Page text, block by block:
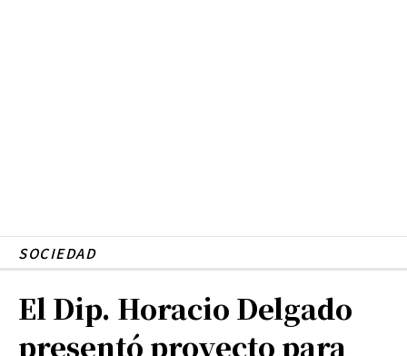
SOCIEDAD
El Dip. Horacio Delgado
presentó proyecto para